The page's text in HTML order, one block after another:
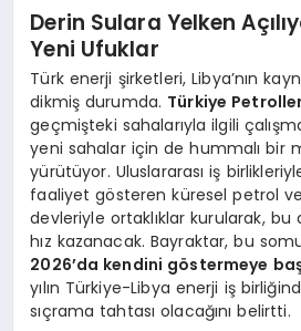
Derin Sulara Yelken
Yeni Ufuklar
Türk enerji şirketleri, Libya’nın
dikmiş durumda. Türkiye
geçmişteki sahalarıyla ilgili
yeni sahalar için de hummalı bir
yürütüyor. Uluslararası iş
faaliyet gösteren küresel petrol
devleriyle ortaklıklar kurularak, bu
hız kazanacak. Bayraktar, bu
2026’da kendini göstermeye
yılın Türkiye-Libya enerji iş
sıçrama tahtası olacağını belirtti.